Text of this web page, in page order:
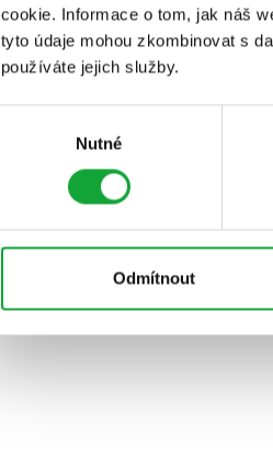
cookie. Informace o tom, jak náš
tyto údaje mohou zkombinovat s
používáte jejich služby.
Nutné
Odmítnout